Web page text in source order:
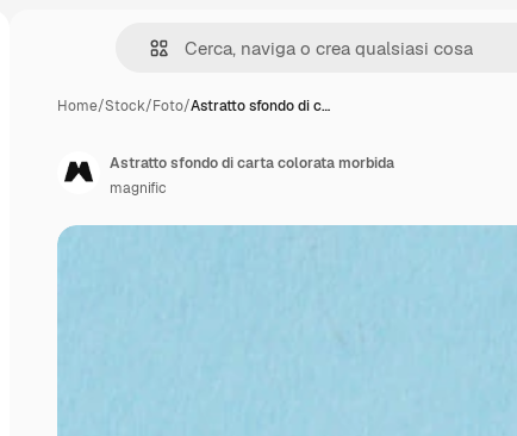
Home/Stock/Foto/Astratto sfondo di c…
Astratto sfondo di carta colorata morbida
magnific